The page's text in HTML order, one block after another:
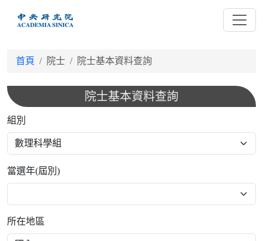
首頁 院士 院士基本資料查詢
院士基本資料查詢
組別
當選年(屆別)
所在地區